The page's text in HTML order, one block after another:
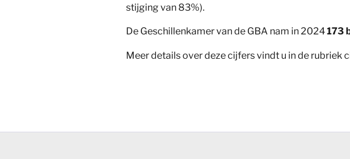
stijging van 83%).
De Geschillenkamer van de GBA nam in 2024173
Meer details over deze cijfers vindt u in de rubriek